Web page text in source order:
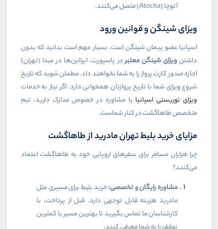
آتوچا (Atocha) متصل می‌کنند.
ویزای شینگن و قوانین ورود
اسپانیا عضو پیمان شینگن است. بسیار مهم است بدانید که بدون
داشتنویزای شینگن معتبردر پاسپورت، ایرلاین‌ها در مبدا (تهران)
اجازه صدور کارت پرواز را به شما نخواهند داد. مطمئن شوید که تاریخ
شروع ویزای شما با تاریخ پروازتان همخوانی دارد. اگر نیاز به خدمات
ویزای توریستی اسپانیا یا مشاوره در خصوص مدارک دارید، تیم
متخصص طاهاگشت در کنار شماست.
مزایای خرید بلیط تهران مادرید از طاهاگشت
چرا هزاران مسافر برای سفرهای اروپایی خود به طاهاگشت اعتماد
می‌کنند؟
مشاوره رایگان و تخصصی:خرید بلیط برای مسیری مثل
مادرید هزینه قابل توجهی دارد. قبل از پرداخت، با
کارشناسان ما تماس بگیرید تا بهترین مسیر با کمترین